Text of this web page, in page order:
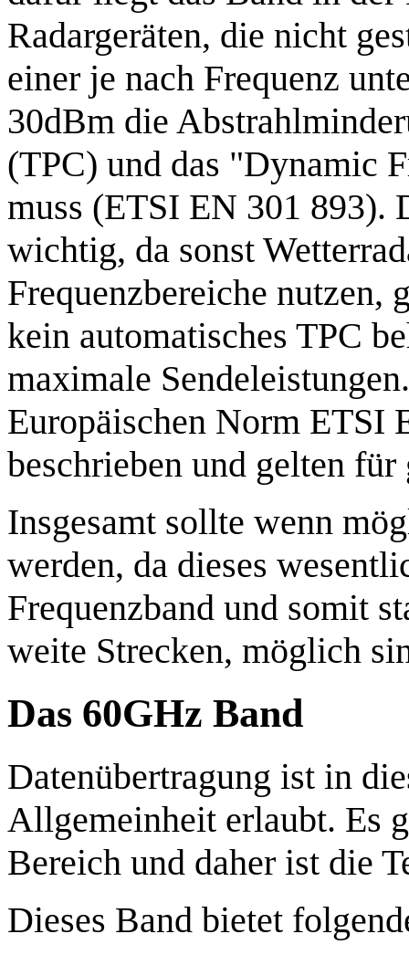
Radargeräten, die nicht
einer je nach Frequenz
30dBm die
(TPC) und das "Dynamic
muss (ETSI EN 301 893).
wichtig, da sonst
Frequenzbereiche nutzen,
kein automatisches TPC
maximale
Europäischen Norm ETSI
beschrieben und gelten für
Insgesamt sollte wenn
werden, da dieses
Frequenzband und somit
weite Strecken, möglich
Das 60GHz Band
Datenübertragung ist in
Allgemeinheit erlaubt. Es
Bereich und daher ist die
Dieses Band bietet